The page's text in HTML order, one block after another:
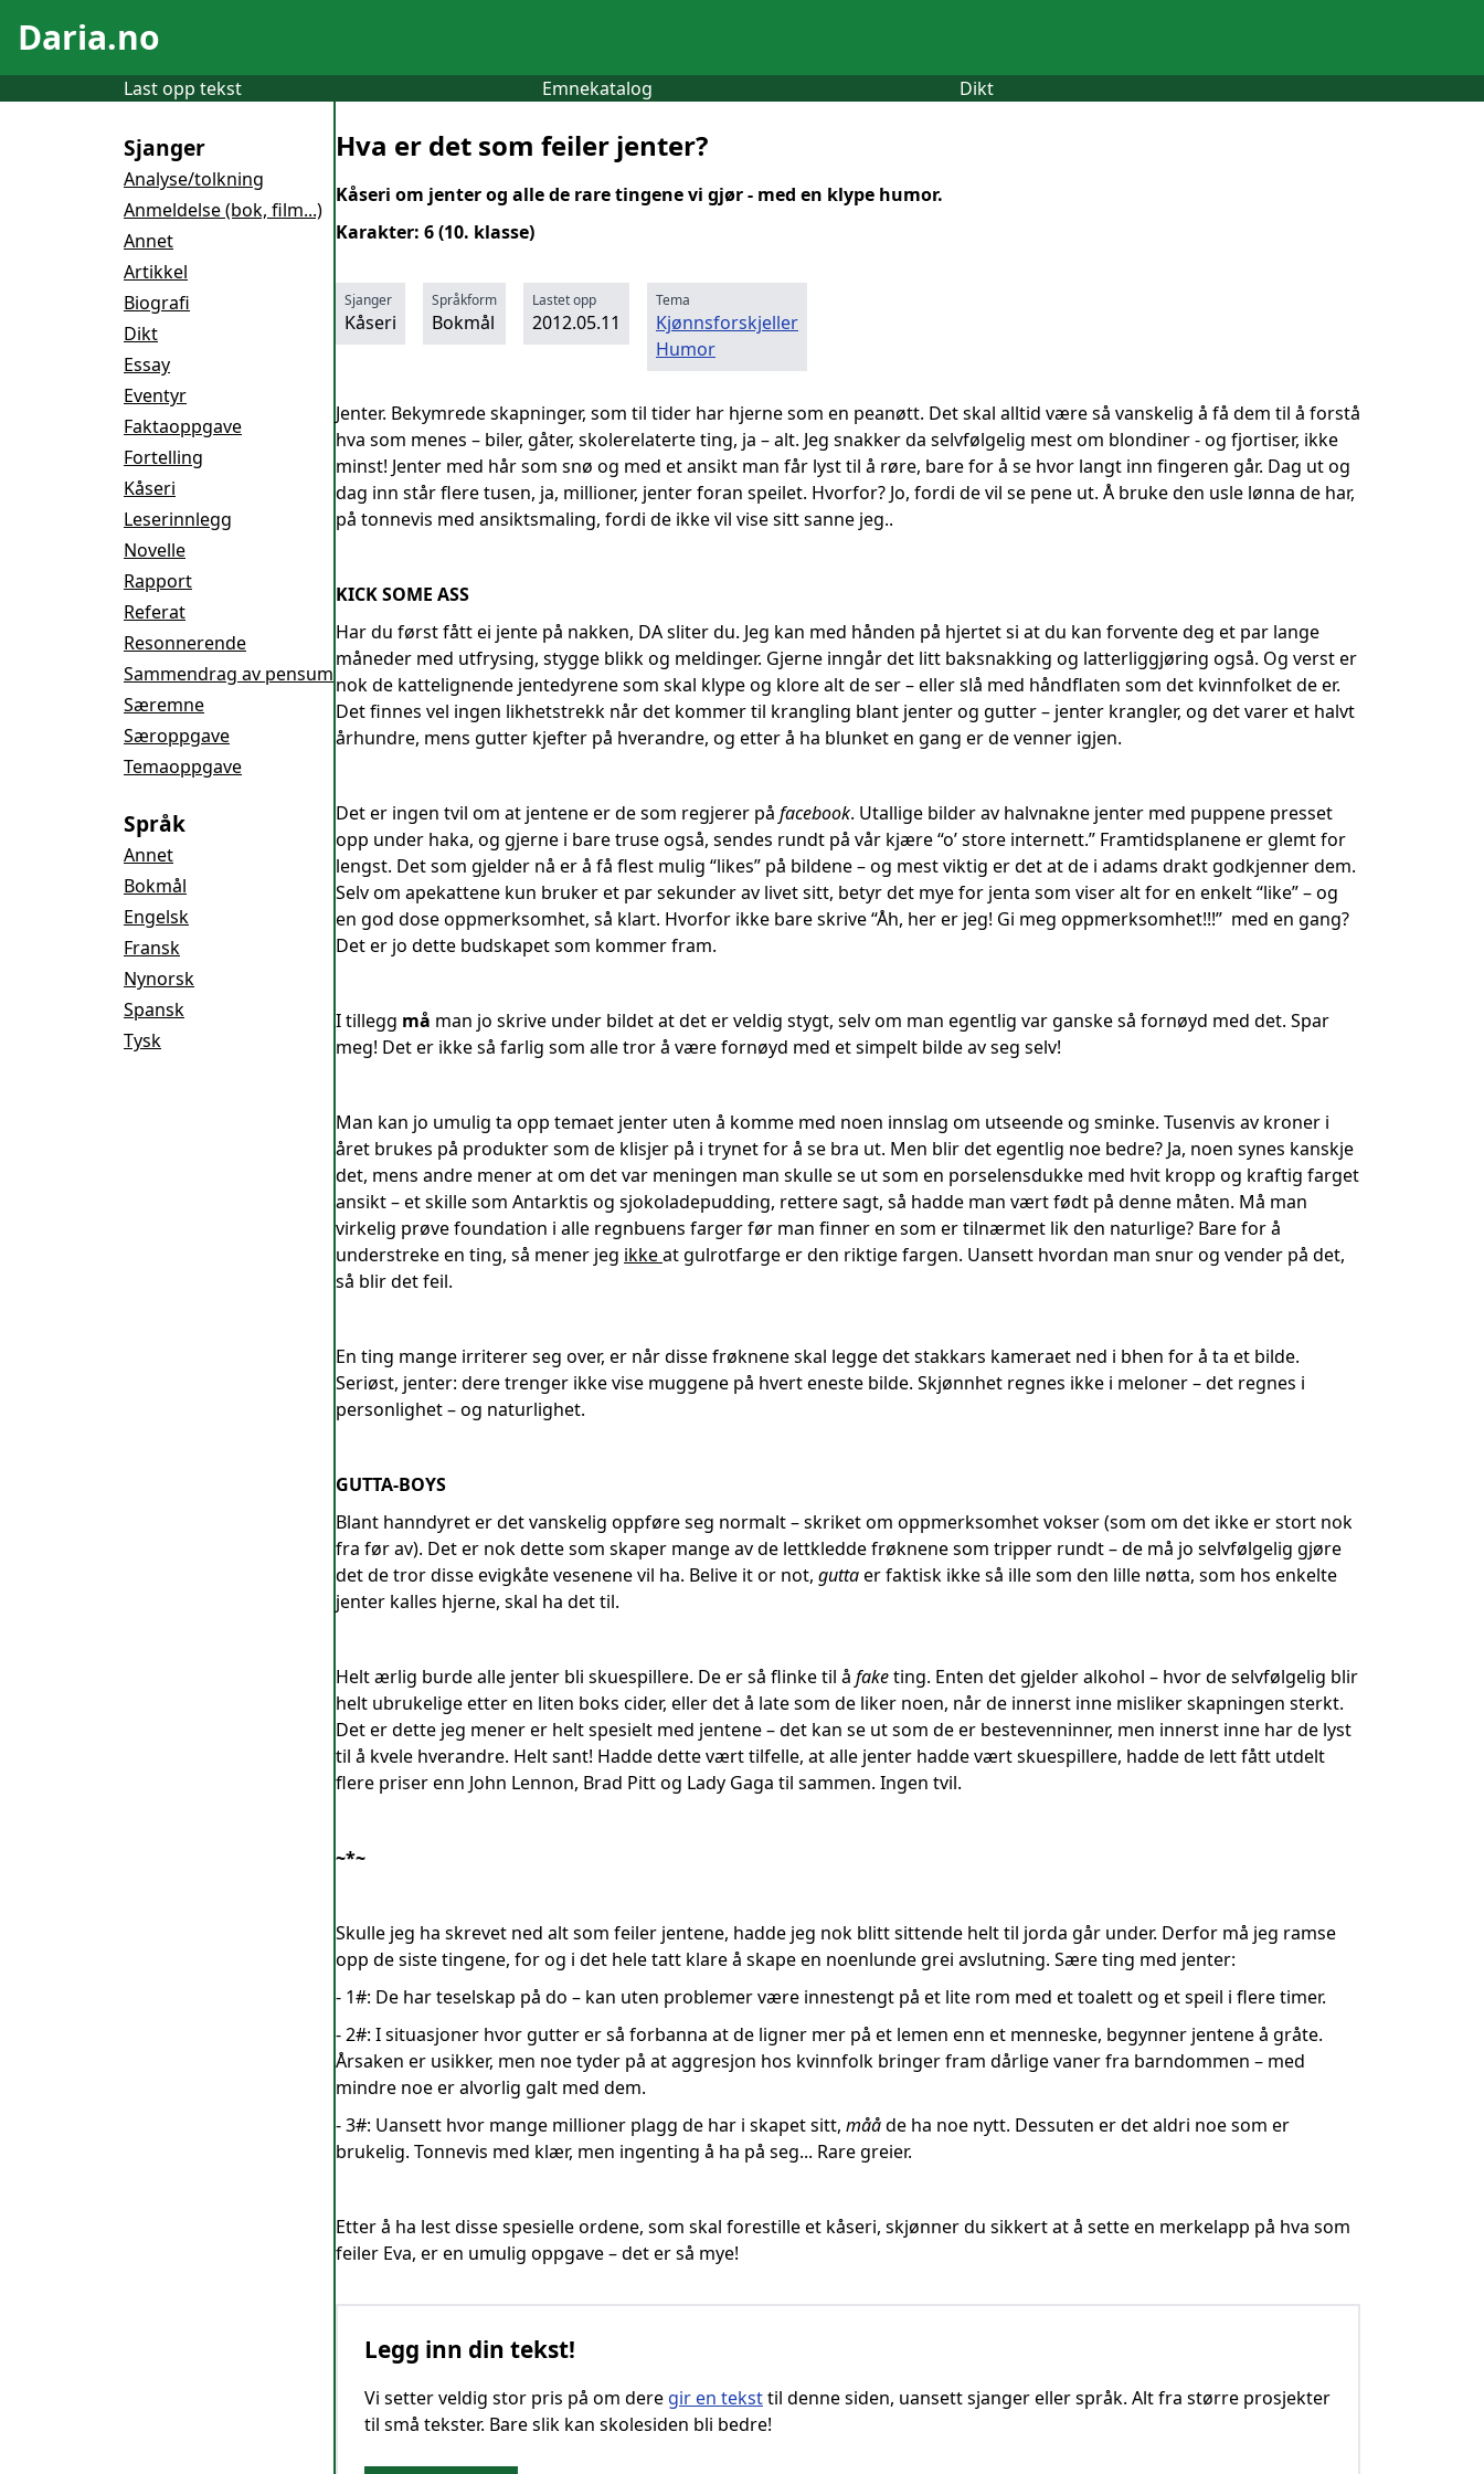
Daria.no
Last opp tekst Emnekatalog Dikt
Sjanger
Analyse/tolkning
Anmeldelse (bok, film...)
Annet
Artikkel
Biografi
Dikt
Essay
Eventyr
Faktaoppgave
Fortelling
Kåseri
Leserinnlegg
Novelle
Rapport
Referat
Resonnerende
Sammendrag av pensum
Særemne
Særoppgave
Temaoppgave
Språk
Annet
Bokmål
Engelsk
Fransk
Nynorsk
Spansk
Tysk
Hva er det som feiler jenter?
Kåseri om jenter og alle de rare tingene vi gjør - med en klype humor.
Karakter: 6 (10. klasse)
Sjanger
Kåseri
Språkform
Bokmål
Lastet opp
2012.05.11
Tema
Kjønnsforskjeller
Humor
Jenter. Bekymrede skapninger, som til tider har hjerne som en peanøtt. Det skal alltid være så vanskelig å få dem til å forstå
hva som menes – biler, gåter, skolerelaterte ting, ja – alt. Jeg snakker da selvfølgelig mest om blondiner - og fjortiser, ikke
minst! Jenter med hår som snø og med et ansikt man får lyst til å røre, bare for å se hvor langt inn fingeren går. Dag ut og
dag inn står flere tusen, ja, millioner, jenter foran speilet. Hvorfor? Jo, fordi de vil se pene ut. Å bruke den usle lønna de har,
på tonnevis med ansiktsmaling, fordi de ikke vil vise sitt sanne jeg..
KICK SOME ASS
Har du først fått ei jente på nakken, DA sliter du. Jeg kan med hånden på hjertet si at du kan forvente deg et par lange
måneder med utfrysing, stygge blikk og meldinger. Gjerne inngår det litt baksnakking og latterliggjøring også. Og verst er
nok de kattelignende jentedyrene som skal klype og klore alt de ser – eller slå med håndflaten som det kvinnfolket de er.
Det finnes vel ingen likhetstrekk når det kommer til krangling blant jenter og gutter – jenter krangler, og det varer et halvt
århundre, mens gutter kjefter på hverandre, og etter å ha blunket en gang er de venner igjen.
Det er ingen tvil om at jentene er de som regjerer på facebook. Utallige bilder av halvnakne jenter med puppene presset
opp under haka, og gjerne i bare truse også, sendes rundt på vår kjære “o’ store internett.” Framtidsplanene er glemt for
lengst. Det som gjelder nå er å få flest mulig “likes” på bildene – og mest viktig er det at de i adams drakt godkjenner dem.
Selv om apekattene kun bruker et par sekunder av livet sitt, betyr det mye for jenta som viser alt for en enkelt “like” – og
en god dose oppmerksomhet, så klart. Hvorfor ikke bare skrive “Åh, her er jeg! Gi meg oppmerksomhet!!!” med en gang?
Det er jo dette budskapet som kommer fram.
I tillegg må man jo skrive under bildet at det er veldig stygt, selv om man egentlig var ganske så fornøyd med det. Spar
meg! Det er ikke så farlig som alle tror å være fornøyd med et simpelt bilde av seg selv!
Man kan jo umulig ta opp temaet jenter uten å komme med noen innslag om utseende og sminke. Tusenvis av kroner i
året brukes på produkter som de klisjer på i trynet for å se bra ut. Men blir det egentlig noe bedre? Ja, noen synes kanskje
det, mens andre mener at om det var meningen man skulle se ut som en porselensdukke med hvit kropp og kraftig farget
ansikt – et skille som Antarktis og sjokoladepudding, rettere sagt, så hadde man vært født på denne måten. Må man
virkelig prøve foundation i alle regnbuens farger før man finner en som er tilnærmet lik den naturlige? Bare for å
understreke en ting, så mener jeg ikkeat gulrotfarge er den riktige fargen. Uansett hvordan man snur og vender på det,
så blir det feil.
En ting mange irriterer seg over, er når disse frøknene skal legge det stakkars kameraet ned i bhen for å ta et bilde.
Seriøst, jenter: dere trenger ikke vise muggene på hvert eneste bilde. Skjønnhet regnes ikke i meloner – det regnes i
personlighet – og naturlighet.
GUTTA-BOYS
Blant hanndyret er det vanskelig oppføre seg normalt – skriket om oppmerksomhet vokser (som om det ikke er stort nok
fra før av). Det er nok dette som skaper mange av de lettkledde frøknene som tripper rundt – de må jo selvfølgelig gjøre
det de tror disse evigkåte vesenene vil ha. Belive it or not, guttaer faktisk ikke så ille som den lille nøtta, som hos enkelte
jenter kalles hjerne, skal ha det til.
Helt ærlig burde alle jenter bli skuespillere. De er så flinke til å faketing. Enten det gjelder alkohol – hvor de selvfølgelig blir
helt ubrukelige etter en liten boks cider, eller det å late som de liker noen, når de innerst inne misliker skapningen sterkt.
Det er dette jeg mener er helt spesielt med jentene – det kan se ut som de er bestevenninner, men innerst inne har de lyst
til å kvele hverandre. Helt sant! Hadde dette vært tilfelle, at alle jenter hadde vært skuespillere, hadde de lett fått utdelt
flere priser enn John Lennon, Brad Pitt og Lady Gaga til sammen. Ingen tvil.
~*~
Skulle jeg ha skrevet ned alt som feiler jentene, hadde jeg nok blitt sittende helt til jorda går under. Derfor må jeg ramse
opp de siste tingene, for og i det hele tatt klare å skape en noenlunde grei avslutning. Sære ting med jenter:
- 1#: De har teselskap på do – kan uten problemer være innestengt på et lite rom med et toalett og et speil i flere timer.
- 2#: I situasjoner hvor gutter er så forbanna at de ligner mer på et lemen enn et menneske, begynner jentene å gråte.
Årsaken er usikker, men noe tyder på at aggresjon hos kvinnfolk bringer fram dårlige vaner fra barndommen – med
mindre noe er alvorlig galt med dem.
- 3#: Uansett hvor mange millioner plagg de har i skapet sitt, mååde ha noe nytt. Dessuten er det aldri noe som er
brukelig. Tonnevis med klær, men ingenting å ha på seg... Rare greier.
Etter å ha lest disse spesielle ordene, som skal forestille et kåseri, skjønner du sikkert at å sette en merkelapp på hva som
feiler Eva, er en umulig oppgave – det er så mye!
Legg inn din tekst!
Vi setter veldig stor pris på om dere gir en teksttil denne siden, uansett sjanger eller språk. Alt fra større prosjekter
til små tekster. Bare slik kan skolesiden bli bedre!